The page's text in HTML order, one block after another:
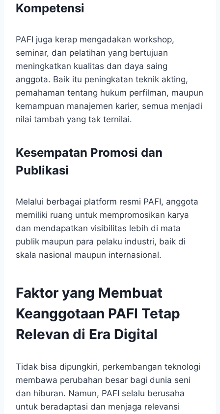
Kompetensi
PAFI juga kerap mengadakan workshop,
seminar, dan pelatihan yang bertujuan
meningkatkan kualitas dan daya saing
anggota. Baik itu peningkatan teknik akting,
pemahaman tentang hukum perfilman, maupun
kemampuan manajemen karier, semua menjadi
nilai tambah yang tak ternilai.
Kesempatan Promosi dan
Publikasi
Melalui berbagai platform resmi PAFI, anggota
memiliki ruang untuk mempromosikan karya
dan mendapatkan visibilitas lebih di mata
publik maupun para pelaku industri, baik di
skala nasional maupun internasional.
Faktor yang Membuat
Keanggotaan PAFI Tetap
Relevan di Era Digital
Tidak bisa dipungkiri, perkembangan teknologi
membawa perubahan besar bagi dunia seni
dan hiburan. Namun, PAFI selalu berusaha
untuk beradaptasi dan menjaga relevansi